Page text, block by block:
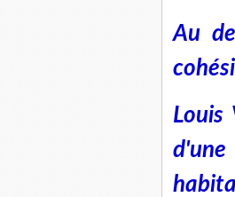
Au
Louis